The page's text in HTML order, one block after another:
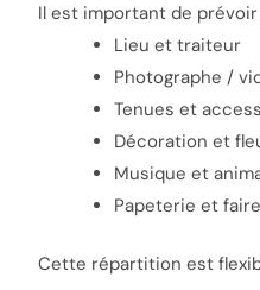
Il est important de
Lieu et traiteur
Photographe /
Tenues et
Décoration et
Musique et
Papeterie et
Cette répartition est